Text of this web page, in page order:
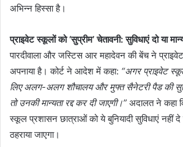
अभिन्न हिस्सा है।
प्राइवेट स्कूलों को ‘सुप्रीम’ चेतावनी: सुविधाएं दो या
पारदीवाला और जस्टिस आर महादेवन की बेंच ने
अपनाया है। कोर्ट ने आदेश में कहा: “अगर प्राइवेट
लिए अलग-अलग शौचालय और मुफ्त सैनेटरी पैड की
तो उनकी मान्यता रद्द कर दी जाएगी।” अदालत ने कहा
स्कूल प्रशासन छात्राओं को ये बुनियादी सुविधाएं नहीं दे
ठहराया जाएगा।